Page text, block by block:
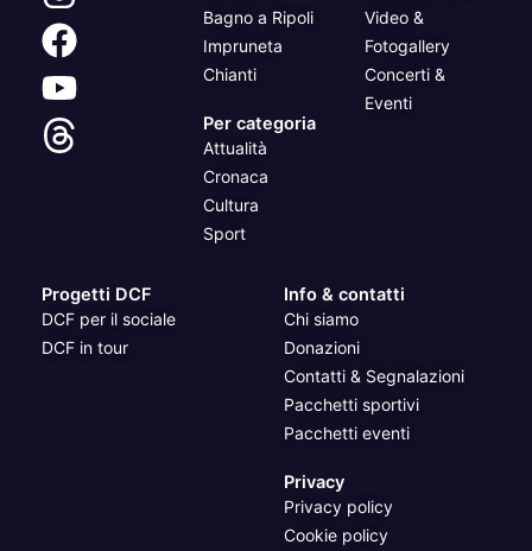
Bagno a Ripoli
Impruneta
Chianti
Per categoria
Attualità
Cronaca
Cultura
Sport
Video &
Fotogallery
Concerti &
Eventi
Progetti DCF
DCF per il sociale
DCF in tour
Info & contatti
Chi siamo
Donazioni
Contatti & Segnalazioni
Pacchetti sportivi
Pacchetti eventi
Privacy
Privacy policy
Cookie policy